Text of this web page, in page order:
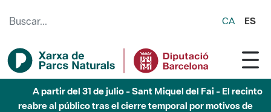
CA ES
A partir del 31 de julio - Sant Miquel del Fai - El recinto
reabre al público tras el cierre temporal por motivos de